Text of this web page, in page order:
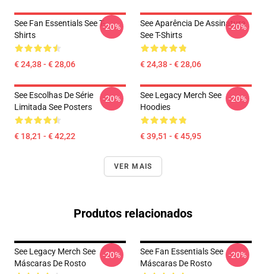
See Fan Essentials See T-
Shirts
€ 24,38 - € 28,06
-20%
See Aparência De Assinatura
See T-Shirts
€ 24,38 - € 28,06
-20%
See Escolhas De Série
Limitada See Posters
€ 18,21 - € 42,22
-20%
See Legacy Merch See
Hoodies
€ 39,51 - € 45,95
-20%
VER MAIS
Produtos relacionados
See Legacy Merch See
Máscaras De Rosto
-20%
See Fan Essentials See
Máscaras De Rosto
-20%